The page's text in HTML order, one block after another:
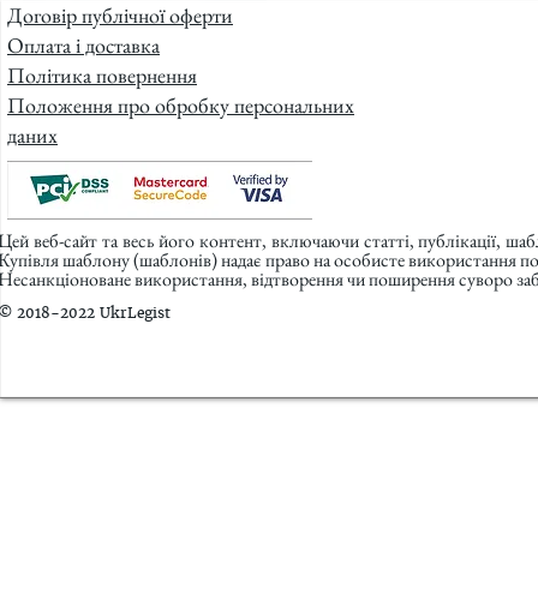
Договір публічної оферти
Оплата і доставка
Політика повернення
Положення про обробку персональних
даних
веб-сайт та весь його контент, включаючи статті, публікації,
шаблону (шаблонів) надає право на особисте використання
використання, відтворення чи поширення суворо
2018-2022 UkrLegist